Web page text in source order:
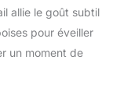
allie le goût subtil
pour éveiller
un moment de